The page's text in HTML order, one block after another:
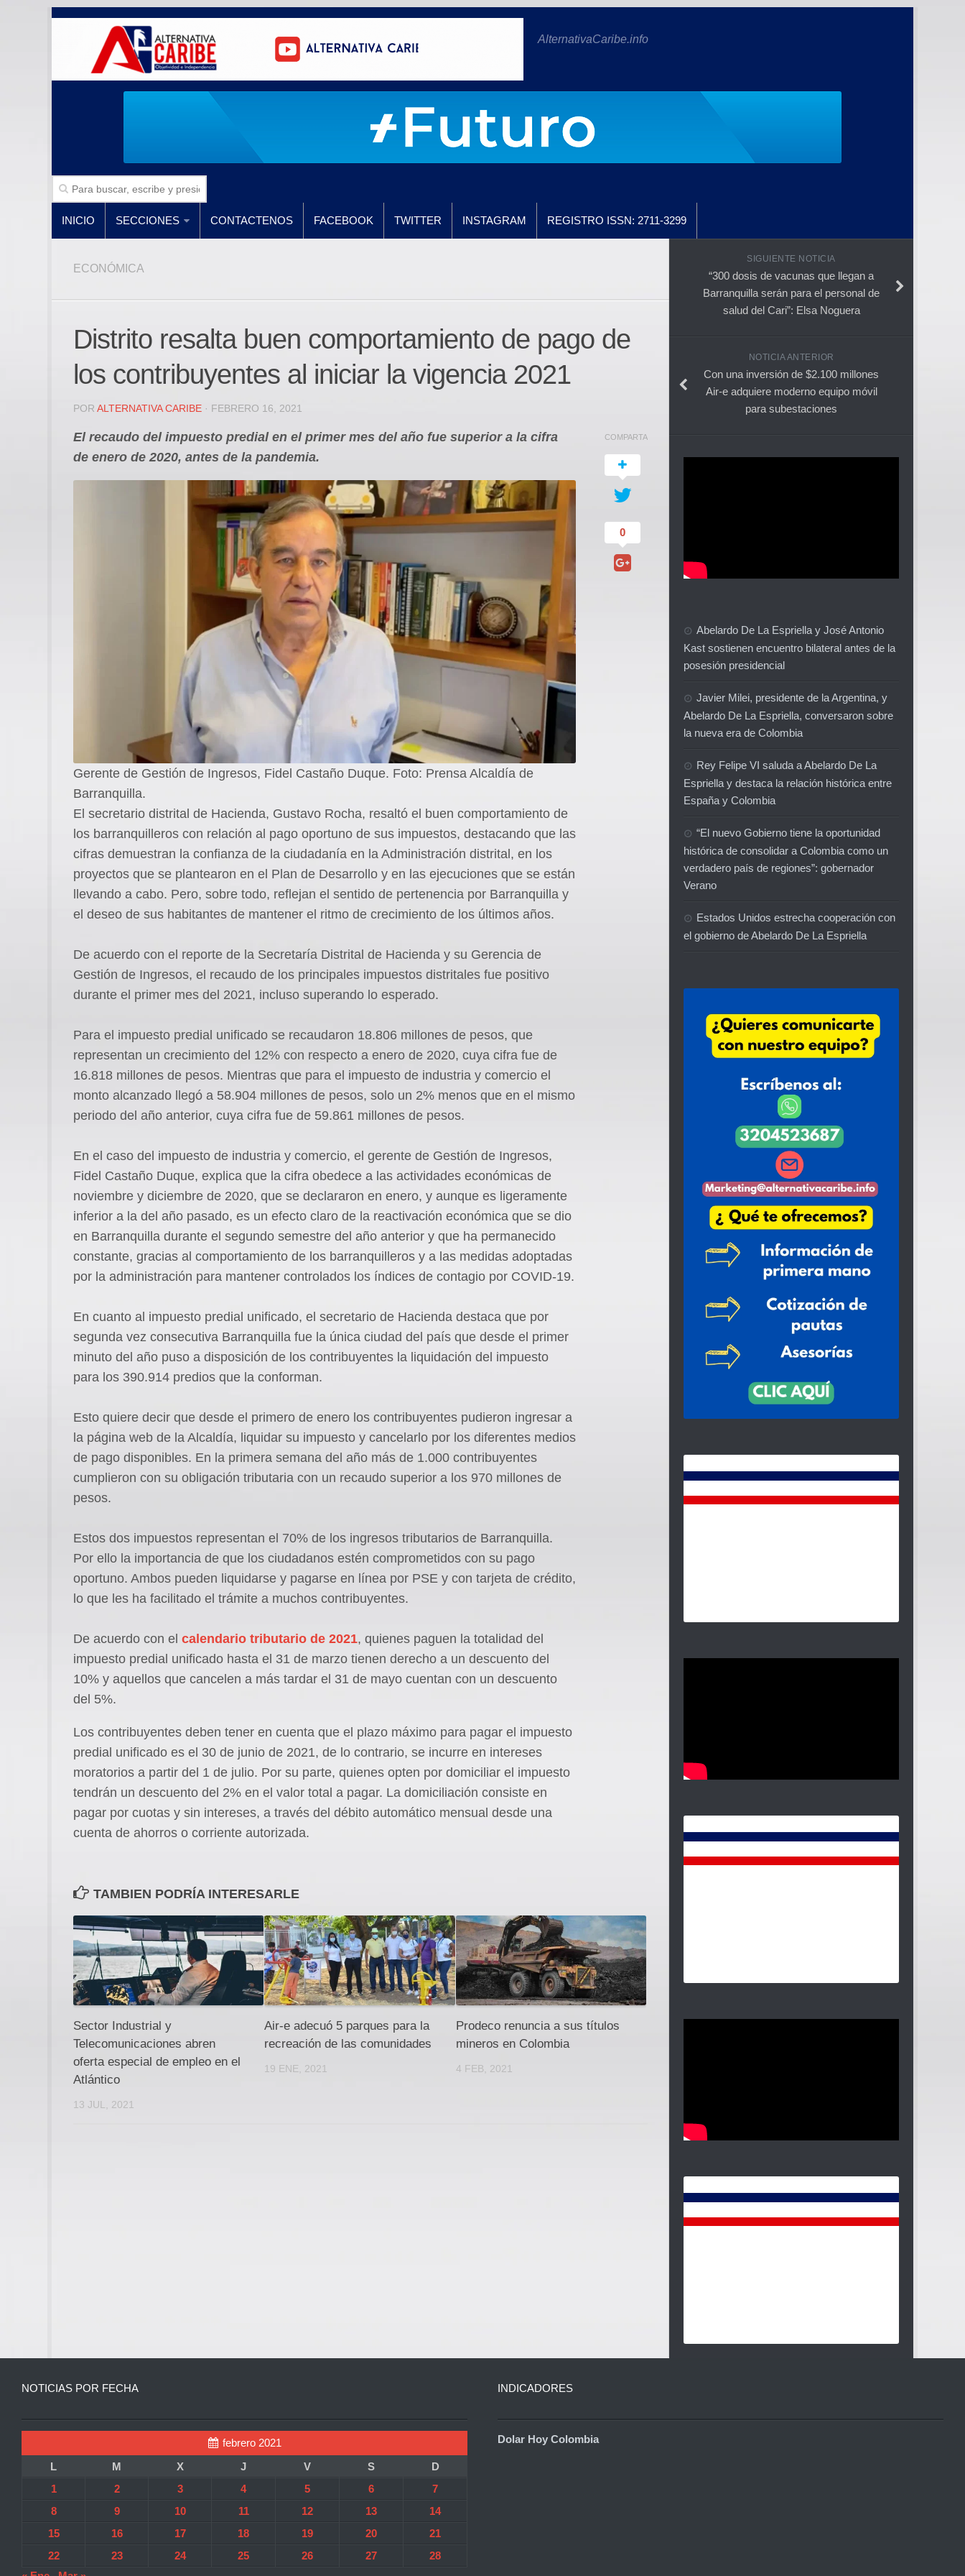
AlternativaCaribe.info
INICIO SECCIONES CONTACTENOS FACEBOOK TWITTER INSTAGRAM REGISTRO ISSN: 2711-3299
ECONÓMICA
Distrito resalta buen comportamiento de pago de
los contribuyentes al iniciar la vigencia 2021
POR ALTERNATIVA CARIBE · FEBRERO 16, 2021
El recaudo del impuesto predial en el primer mes del año fue superior a la cifra
de enero de 2020, antes de la pandemia.
Gerente de Gestión de Ingresos, Fidel Castaño Duque. Foto: Prensa Alcaldía de
Barranquilla.
El secretario distrital de Hacienda, Gustavo Rocha, resaltó el buen comportamiento de
los barranquilleros con relación al pago oportuno de sus impuestos, destacando que las
cifras demuestran la confianza de la ciudadanía en la Administración distrital, en los
proyectos que se plantearon en el Plan de Desarrollo y en las ejecuciones que se están
llevando a cabo. Pero, sobre todo, reflejan el sentido de pertenencia por Barranquilla y
el deseo de sus habitantes de mantener el ritmo de crecimiento de los últimos años.
De acuerdo con el reporte de la Secretaría Distrital de Hacienda y su Gerencia de
Gestión de Ingresos, el recaudo de los principales impuestos distritales fue positivo
durante el primer mes del 2021, incluso superando lo esperado.
Para el impuesto predial unificado se recaudaron 18.806 millones de pesos, que
representan un crecimiento del 12% con respecto a enero de 2020, cuya cifra fue de
16.818 millones de pesos. Mientras que para el impuesto de industria y comercio el
monto alcanzado llegó a 58.904 millones de pesos, solo un 2% menos que en el mismo
periodo del año anterior, cuya cifra fue de 59.861 millones de pesos.
En el caso del impuesto de industria y comercio, el gerente de Gestión de Ingresos,
Fidel Castaño Duque, explica que la cifra obedece a las actividades económicas de
noviembre y diciembre de 2020, que se declararon en enero, y aunque es ligeramente
inferior a la del año pasado, es un efecto claro de la reactivación económica que se dio
en Barranquilla durante el segundo semestre del año anterior y que ha permanecido
constante, gracias al comportamiento de los barranquilleros y a las medidas adoptadas
por la administración para mantener controlados los índices de contagio por COVID-19.
En cuanto al impuesto predial unificado, el secretario de Hacienda destaca que por
segunda vez consecutiva Barranquilla fue la única ciudad del país que desde el primer
minuto del año puso a disposición de los contribuyentes la liquidación del impuesto
para los 390.914 predios que la conforman.
Esto quiere decir que desde el primero de enero los contribuyentes pudieron ingresar a
la página web de la Alcaldía, liquidar su impuesto y cancelarlo por los diferentes medios
de pago disponibles. En la primera semana del año más de 1.000 contribuyentes
cumplieron con su obligación tributaria con un recaudo superior a los 970 millones de
pesos.
Estos dos impuestos representan el 70% de los ingresos tributarios de Barranquilla.
Por ello la importancia de que los ciudadanos estén comprometidos con su pago
oportuno. Ambos pueden liquidarse y pagarse en línea por PSE y con tarjeta de crédito,
lo que les ha facilitado el trámite a muchos contribuyentes.
De acuerdo con el calendario tributario de 2021, quienes paguen la totalidad del
impuesto predial unificado hasta el 31 de marzo tienen derecho a un descuento del
10% y aquellos que cancelen a más tardar el 31 de mayo cuentan con un descuento
del 5%.
Los contribuyentes deben tener en cuenta que el plazo máximo para pagar el impuesto
predial unificado es el 30 de junio de 2021, de lo contrario, se incurre en intereses
moratorios a partir del 1 de julio. Por su parte, quienes opten por domiciliar el impuesto
tendrán un descuento del 2% en el valor total a pagar. La domiciliación consiste en
pagar por cuotas y sin intereses, a través del débito automático mensual desde una
cuenta de ahorros o corriente autorizada.
COMPARTA
0
TAMBIEN PODRÍA INTERESARLE
Sector Industrial y
Telecomunicaciones abren
oferta especial de empleo en el
Atlántico
13 JUL, 2021
Air-e adecuó 5 parques para la
recreación de las comunidades
19 ENE, 2021
Prodeco renuncia a sus títulos
mineros en Colombia
4 FEB, 2021
SIGUIENTE NOTICIA
“300 dosis de vacunas que llegan a
Barranquilla serán para el personal de
salud del Cari”: Elsa Noguera
NOTICIA ANTERIOR
Con una inversión de $2.100 millones
Air-e adquiere moderno equipo móvil
para subestaciones
Abelardo De La Espriella y José Antonio
Kast sostienen encuentro bilateral antes de la
posesión presidencial
Javier Milei, presidente de la Argentina, y
Abelardo De La Espriella, conversaron sobre
la nueva era de Colombia
Rey Felipe VI saluda a Abelardo De La
Espriella y destaca la relación histórica entre
España y Colombia
“El nuevo Gobierno tiene la oportunidad
histórica de consolidar a Colombia como un
verdadero país de regiones”: gobernador
Verano
Estados Unidos estrecha cooperación con
el gobierno de Abelardo De La Espriella
NOTICIAS POR FECHA
febrero 2021
L
M X J V S
D
1
2 3 4 5 6
7
8
9 10 11 12 13
14
15
16 17 18 19 20
21
22
23 24 25 26 27
28
INDICADORES
Dolar Hoy Colombia